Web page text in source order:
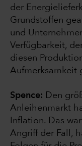
der
Grundstoffen
und
Verfügbarkeit,
diesen
Aufmerksamkeit
Spence: Den
Anleihenmarkt
Inflation. Das
Angriff der Fall,